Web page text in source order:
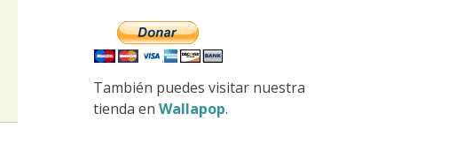
También puedes visitar nuestra
tienda en Wallapop.